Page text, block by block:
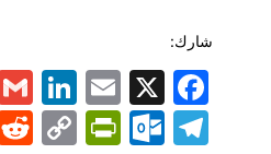
شارك:
Facebook
X
Telegram